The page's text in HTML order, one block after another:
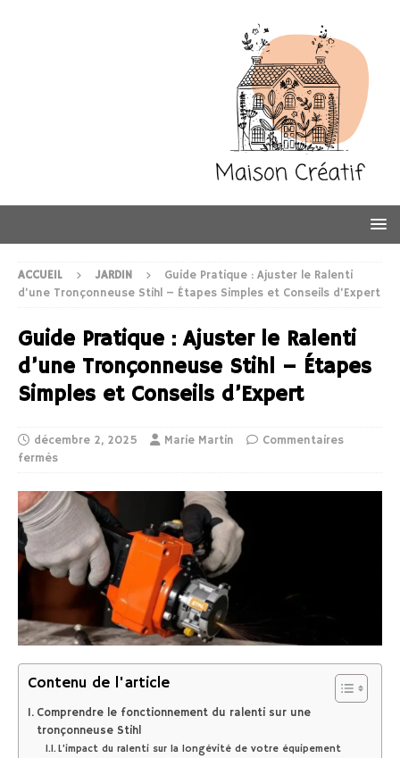
ACCUEIL JARDIN
Guide Pratique : Ajuster le Ralenti
d’une Tronçonneuse Stihl – Étapes Simples et Conseils d’Expert
Guide Pratique : Ajuster le Ralenti
d’une Tronçonneuse Stihl – Étapes
Simples et Conseils d’Expert
décembre 2, 2025 Marie Martin
Commentaires
fermés
Contenu de l'article
Comprendre le fonctionnement du ralenti sur une
tronçonneuse Stihl
L’impact du ralenti sur la longévité de votre équipement